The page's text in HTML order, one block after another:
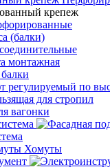
крепеж
(балки)
монтажная
регулируемый по
для стропил
вагонки
Хомуты